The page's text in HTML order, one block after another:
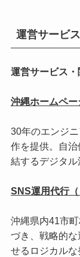
運営サービ
運営サービス・
沖縄ホームペ
30年のエンジ
作を提供。自
結するデジタル
SNS運用代行（
沖縄県内41市
づき、戦略的
せるロジカルな